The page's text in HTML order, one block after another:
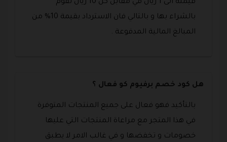
قيمته الى 1 ريال في مقابل كل 10 ريال تقوم
بالشراء بها و بالتالي فان الاسترداد بقيمة 10% من
المبالغ المالية المدفوعة .
هل كود خصم برفيوم كو فعال ؟
بالتأكيد فهو فعال على جميع المنتجات المتوفرة
في هذا المتجر مع مراعاة المنتجات التي عليها
خصومات و تخفضها و في غالب الامر لا يطبق